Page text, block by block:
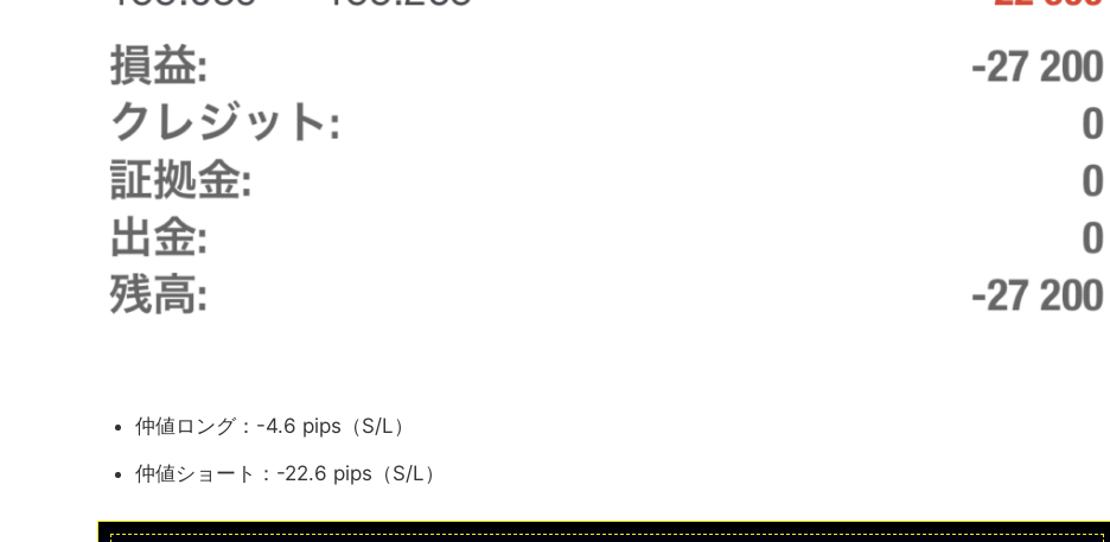
仲値ロング：-4.6 pips（S/L）
仲値ショート：-22.6 pips（S/L）